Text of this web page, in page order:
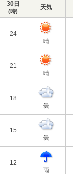
30日
(時)
天気
24
晴
21
晴
18
曇
15
曇
12
雨